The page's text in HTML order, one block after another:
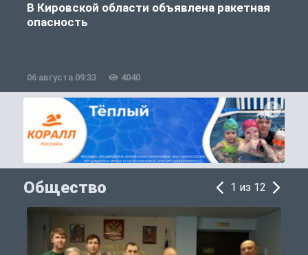
В Кировской области объявлена ракетная
опасность
06 августа 09:33 4040
Общество 1 из 12